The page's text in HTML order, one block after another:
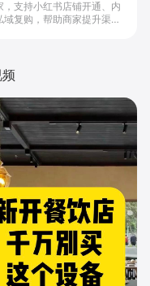
支持小红书店铺开通、内
复购，帮助商家提升渠道